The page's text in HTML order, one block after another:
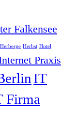
Falkensee
Herberge Herbst Hotel
Praxis
IT
Firma